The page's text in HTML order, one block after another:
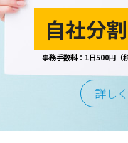
自社分
事務手数料：1日500円（
詳し